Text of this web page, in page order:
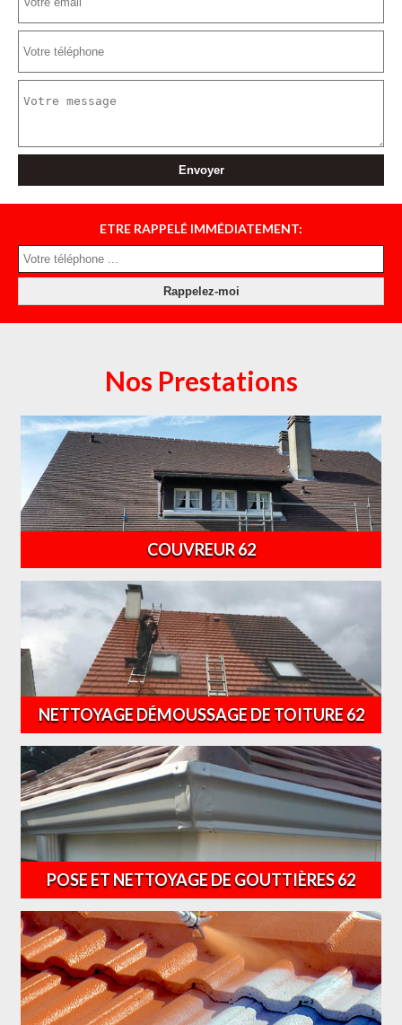
ETRE RAPPELÉ IMMÉDIATEMENT:
Nos Prestations
COUVREUR 62
NETTOYAGE DÉMOUSSAGE DE TOITURE 62
POSE ET NETTOYAGE DE GOUTTIÈRES 62